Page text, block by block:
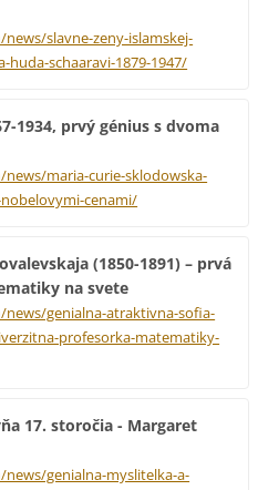
slavne-zeny-islamskej-
schaaravi-1879-1947/
1934, prvý génius s dvoma
maria-curie-sklodowska-
cenami/
(1850-1891) – prvá
na svete
genialna-atraktivna-sofia-
profesorka-matematiky-
17. storočia - Margaret
genialna-myslitelka-a-